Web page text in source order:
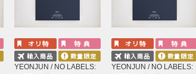
YEONJUN / NO LABELS:
YEONJUN / NO LABELS: